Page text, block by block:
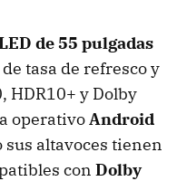
de 55 pulgadas
de tasa de refresco y
HDR10+ y Dolby
operativoAndroid
altavoces tienen
con Dolby